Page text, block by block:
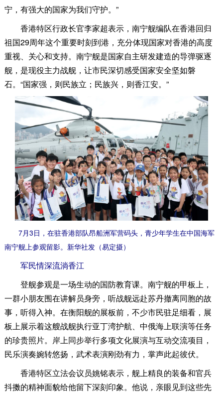
宁，有强大的国家为我们守护。”
香港特区行政长官李家超表示，南宁舰编队在香港回归
祖国29周年这个重要时刻到港，充分体现国家对香港的高度
重视、关心和支持。南宁舰是国家自主研发建造的导弹驱逐
舰，是现役主力战舰，让市民深切感受国家安全坚如磐
石。“国家强，则民族立；民族兴，则香江安。”
7月3日，在驻香港部队昂船洲军营码头，青少年学生在中国海军
南宁舰上参观留影。新华社发（易定摄）
军民情深流淌香江
登舰参观是一场生动的国防教育课。南宁舰的甲板上，
一群小朋友围在讲解员身旁，听战舰远赴苏丹撤离同胞的故
事，听得入神。在衡阳舰的展板前，不少市民驻足细看，展
板上展示着这艘战舰执行亚丁湾护航、中俄海上联演等任务
的珍贵照片。岸上同步举行多项文化展演与互动交流项目，
民乐演奏婉转悠扬，武术表演刚劲有力，掌声此起彼伏。
香港特区立法会议员姚铭表示，舰上精良的装备和官兵
抖擞的精神面貌给他留下深刻印象。他说，亲眼见到这些先